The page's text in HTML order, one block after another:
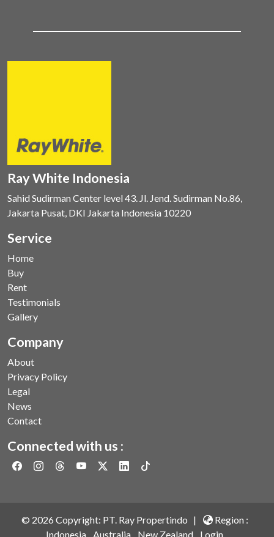
Ray White Indonesia
Sahid Sudirman Center level 43. Jl. Jend. Sudirman No.86,
Jakarta Pusat, DKI Jakarta Indonesia 10220
Service
Home
Buy
Rent
Testimonials
Gallery
Company
About
Privacy Policy
Legal
News
Contact
Connected with us :
© 2026 Copyright: PT. Ray Propertindo |
Region :
Indonesia
Australia New Zealand Login